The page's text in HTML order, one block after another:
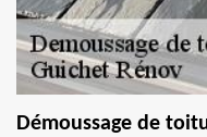
Démoussage de